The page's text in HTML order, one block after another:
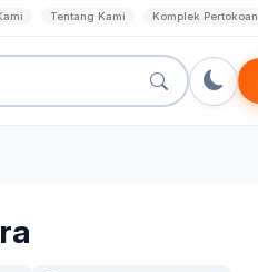
Tentang Kami Komplek Pertokoan